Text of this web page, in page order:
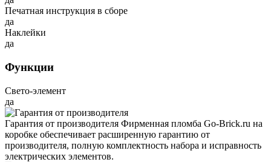
Печатная инструкция в сборе
да
Наклейки
да
Функции
Свето-элемент
да
Гарантия от производителя Фирменная пломба Go-Brick.ru на
коробке обеспечивает расширенную гарантию от
производителя, полную комплектность набора и исправность
электрических элементов.